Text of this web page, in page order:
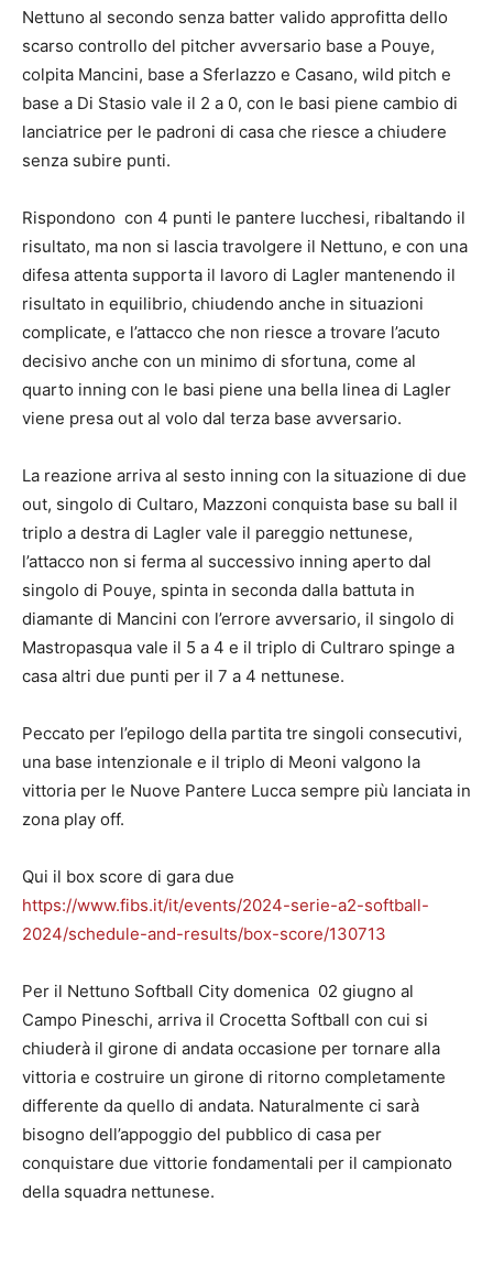
Nettuno al secondo senza batter valido approfitta dello
scarso controllo del pitcher avversario base a Pouye,
colpita Mancini, base a Sferlazzo e Casano, wild pitch e
base a Di Stasio vale il 2 a 0, con le basi piene cambio di
lanciatrice per le padroni di casa che riesce a chiudere
senza subire punti.
Rispondono con 4 punti le pantere lucchesi, ribaltando il
risultato, ma non si lascia travolgere il Nettuno, e con una
difesa attenta supporta il lavoro di Lagler mantenendo il
risultato in equilibrio, chiudendo anche in situazioni
complicate, e l’attacco che non riesce a trovare l’acuto
decisivo anche con un minimo di sfortuna, come al
quarto inning con le basi piene una bella linea di Lagler
viene presa out al volo dal terza base avversario.
La reazione arriva al sesto inning con la situazione di due
out, singolo di Cultaro, Mazzoni conquista base su ball il
triplo a destra di Lagler vale il pareggio nettunese,
l’attacco non si ferma al successivo inning aperto dal
singolo di Pouye, spinta in seconda dalla battuta in
diamante di Mancini con l’errore avversario, il singolo di
Mastropasqua vale il 5 a 4 e il triplo di Cultraro spinge a
casa altri due punti per il 7 a 4 nettunese.
Peccato per l’epilogo della partita tre singoli consecutivi,
una base intenzionale e il triplo di Meoni valgono la
vittoria per le Nuove Pantere Lucca sempre più lanciata in
zona play off.
Qui il box score di gara due
https://www.fibs.it/it/events/2024-serie-a2-softball-
2024/schedule-and-results/box-score/130713
Per il Nettuno Softball City domenica 02 giugno al
Campo Pineschi, arriva il Crocetta Softball con cui si
chiuderà il girone di andata occasione per tornare alla
vittoria e costruire un girone di ritorno completamente
differente da quello di andata. Naturalmente ci sarà
bisogno dell’appoggio del pubblico di casa per
conquistare due vittorie fondamentali per il campionato
della squadra nettunese.